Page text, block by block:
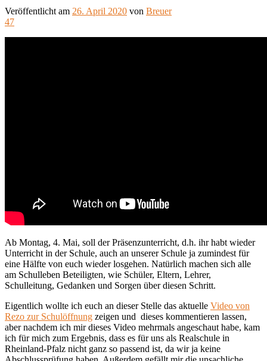
Veröffentlicht am 26. April 2020 von Breuer
47
Ab Montag, 4. Mai, soll der Präsenzunterricht, d.h. ihr habt wieder
Unterricht in der Schule, auch an unserer Schule ja zumindest für
eine Hälfte von euch wieder losgehen. Natürlich machen sich alle
am Schulleben Beteiligten, wie Schüler, Eltern, Lehrer,
Schulleitung, Gedanken und Sorgen über diesen Schritt.
Eigentlich wollte ich euch an dieser Stelle das aktuelle Video von
Rezo zur Schulöffnung zeigen und dieses kommentieren lassen,
aber nachdem ich mir dieses Video mehrmals angeschaut habe, kam
ich für mich zum Ergebnis, dass es für uns als Realschule in
Rheinland-Pfalz nicht ganz so passend ist, da wir ja keine